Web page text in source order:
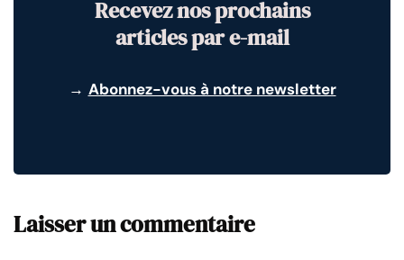
Recevez nos prochains
articles par e-mail
→ Abonnez-vous à notre newsletter
Laisser un commentaire